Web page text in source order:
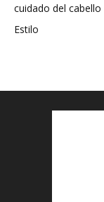
cuidado del cabello
Estilo